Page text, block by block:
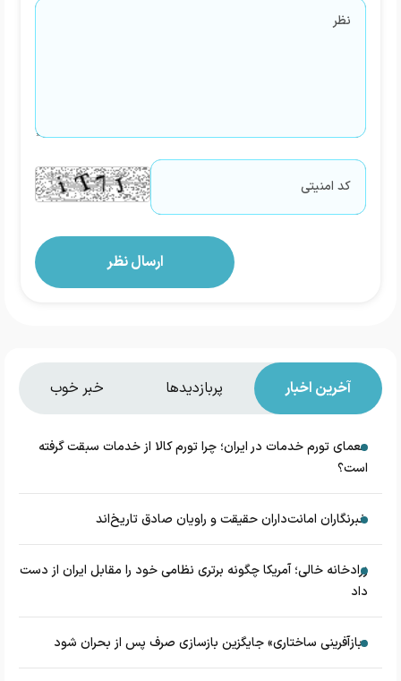
آخرین اخبار پربازدیدها خبر خوب
معمای تورم خدمات در ایران؛ چرا تورم کالا از خدمات سبقت گرفته
است؟
خبرنگاران امانت‌داران حقیقت و راویان صادق تاریخ‌اند
زرادخانه‌ خالی؛ آمریکا چگونه برتری نظامی خود را مقابل ایران از دست
داد
«بازآفرینی ساختاری» جایگزین بازسازی صرف پس از بحران شود